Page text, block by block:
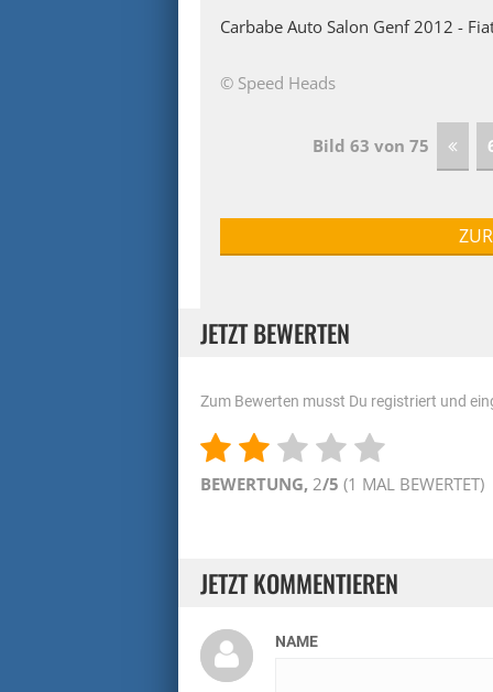
Carbabe Auto Salon Genf 2012 -
© Speed Heads
Bild 63 von 75
JETZT BEWERTEN
Zum Bewerten musst Du registriert und
BEWERTUNG, 2/5 (1 MAL BEWERTET)
JETZT KOMMENTIEREN
NAME